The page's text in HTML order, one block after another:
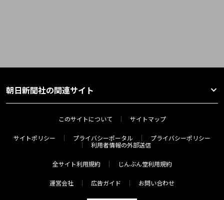
朝日新聞社の関連サイト
このサイトについて サイトマップ
サイトポリシー プライバシーポータル
プライバシーポリシー
利用者情報の外部送信
全サイト利用規約 じんぶん堂利用規約
運営会社 広告ガイド お問い合わせ